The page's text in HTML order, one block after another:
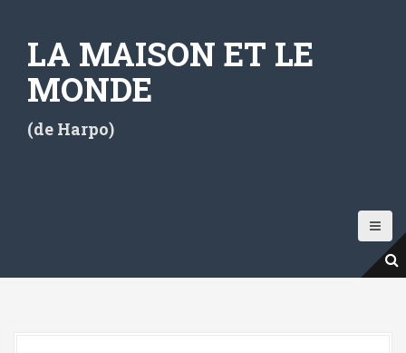
LA MAISON ET LE
MONDE
(de Harpo)